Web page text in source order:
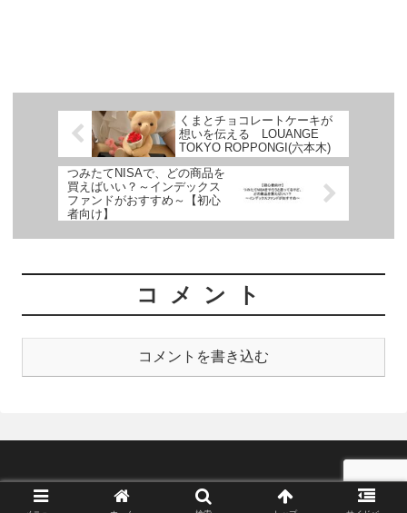
くまとチョコレートケーキが
想いを伝える LOUANGE
TOKYO ROPPONGI(六本木)
つみたてNISAで、どの商品を
買えばいい？～インデックス
ファンドがおすすめ～【初心
者向け】
コメント
コメントを書き込む
© 2021 菅生、ブラック企業辞めたってよ。.